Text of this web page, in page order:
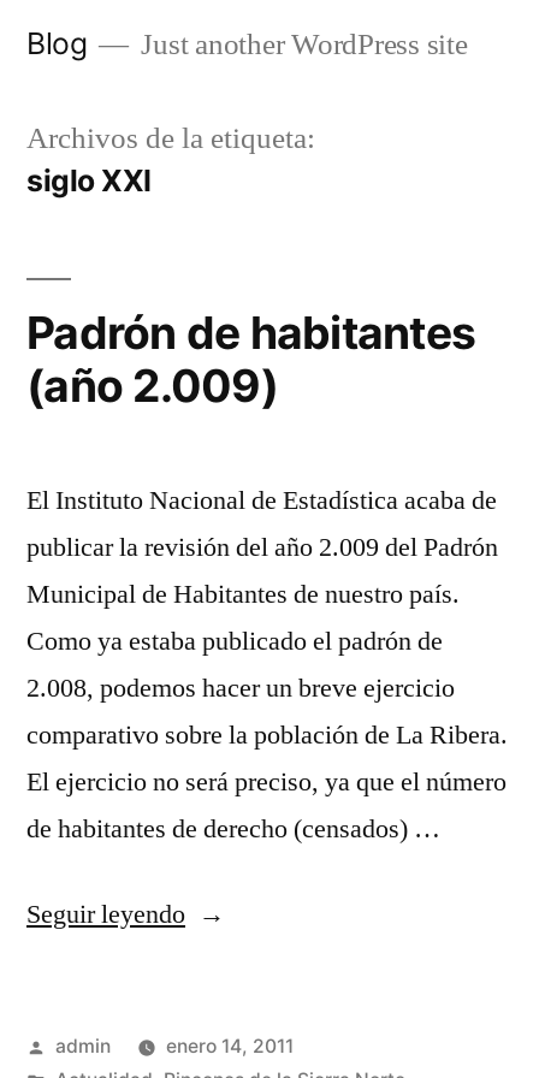
Blog Just another WordPress site
Archivos de la etiqueta:
siglo XXI
Padrón de habitantes
(año 2.009)
El Instituto Nacional de Estadística acaba de
publicar la revisión del año 2.009 del Padrón
Municipal de Habitantes de nuestro país.
Como ya estaba publicado el padrón de
2.008, podemos hacer un breve ejercicio
comparativo sobre la población de La Ribera.
El ejercicio no será preciso, ya que el número
de habitantes de derecho (censados) …
Seguir leyendo«Padrón
(año
Publicado
admin
enero 14, 2011